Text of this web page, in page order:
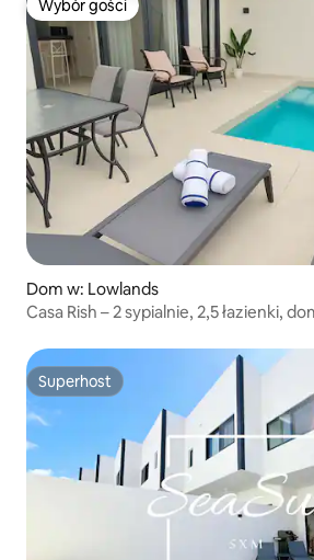
Wybór gości
Wybór gości
Dom w: Lowlands
Casa Rish – 2 sypialnie, 2,5 łazienki,
Superhost
Superhost